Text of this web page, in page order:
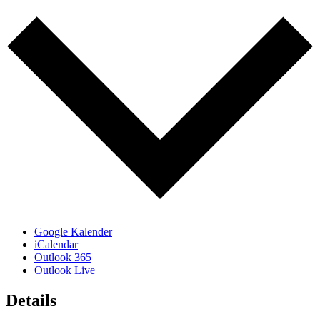
Google Kalender
iCalendar
Outlook 365
Outlook Live
Details